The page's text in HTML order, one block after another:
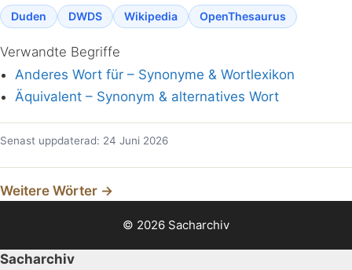
Duden DWDS Wikipedia OpenThesaurus
Verwandte Begriffe
Anderes Wort für – Synonyme & Wortlexikon
Äquivalent – Synonym & alternatives Wort
Senast uppdaterad: 24 Juni 2026
Weitere Wörter →
© 2026 Sacharchiv
Sacharchiv